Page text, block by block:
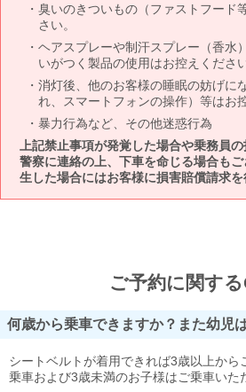
臭いのきついもの（ファストフード
さい。
ヘアスプレーや制汗スプレー（香水
いがつく製品の使用はお控えください
消灯後、他のお客様の睡眠の妨げに
れ、スマートフォンの操作）等はお
暴力行為など、その他迷惑行為
上記禁止事項が発覚した場合や乗務員
警察に連絡の上、下車を命じる場合も
生した場合にはお客様に損害賠償請求を
ご予約に関す
何歳から乗車できますか？また幼児
シートベルトが着用できれば3歳以上から
乗車および3歳未満のお子様はご乗車いた